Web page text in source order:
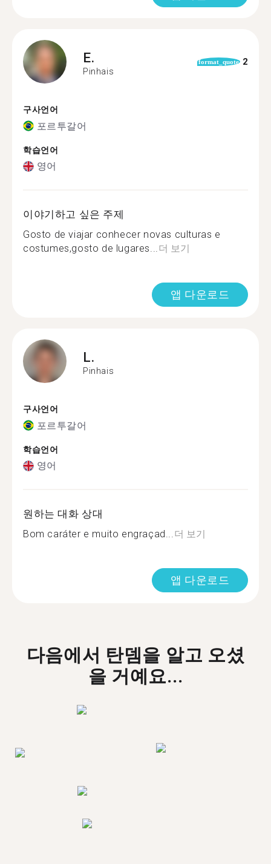
E.
Pinhais
format_quote 2
구사언어
포르투갈어
학습언어
영어
이야기하고 싶은 주제
Gosto de viajar conhecer novas culturas e
costumes,gosto de lugares...더 보기
앱 다운로드
L.
Pinhais
구사언어
포르투갈어
학습언어
영어
원하는 대화 상대
Bom caráter e muito engraçad...더 보기
앱 다운로드
다음에서 탄뎀을 알고 오셨
을 거예요...